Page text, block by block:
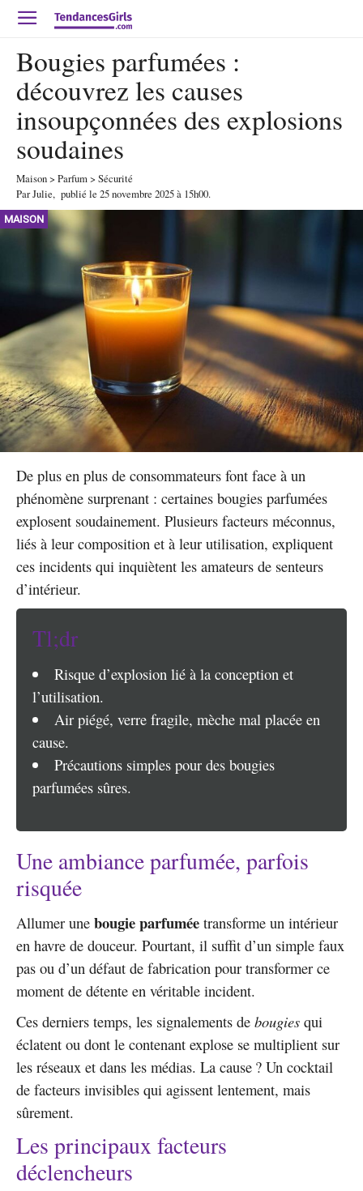
Bougies parfumées :
découvrez les causes
insoupçonnées des explosions
soudaines
Maison> Parfum> Sécurité
ParJulie, publié le 25 novembre 2025à 15h00.
MAISON
De plus en plus de consommateurs font face à un
phénomène surprenant : certaines bougies parfumées
explosent soudainement. Plusieurs facteurs méconnus,
liés à leur composition et à leur utilisation, expliquent
ces incidents qui inquiètent les amateurs de senteurs
d’intérieur.
Tl;dr
Risque d’explosion lié à la conception et
l’utilisation.
Air piégé, verre fragile, mèche mal placée en
cause.
Précautions simples pour des bougies
parfumées sûres.
Une ambiance parfumée, parfois
risquée
Allumer une bougie parfumée transforme un intérieur
en havre de douceur. Pourtant, il suffit d’un simple faux
pas ou d’un défaut de fabrication pour transformer ce
moment de détente en véritable incident.
Ces derniers temps, les signalements de bougies qui
éclatent ou dont le contenant explose se multiplient sur
les réseaux et dans les médias. La cause ? Un cocktail
de facteurs invisibles qui agissent lentement, mais
sûrement.
Les principaux facteurs
déclencheurs